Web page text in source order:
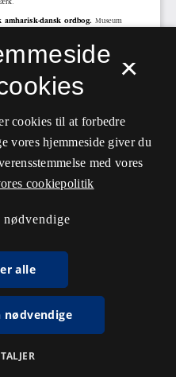
×
cookies til at forbedre
vores hjemmeside giver du
med vores
cookiepolitik
alle
nødvendige